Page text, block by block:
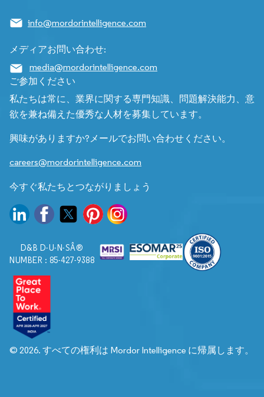
info@mordorintelligence.com
メディアお問い合わせ:
media@mordorintelligence.com
ご参加ください
私たちは常に、業界に関する専門知識、問題解決能力、意
欲を兼ね備えた優秀な人材を募集しています。
興味がありますか?メールでお問い合わせください。
careers@mordorintelligence.com
今すぐ私たちとつながりましょう
D&B D-U-N-SÂ®
NUMBER : 85-427-9388
© 2026. すべての権利は Mordor Intelligence に帰属します。